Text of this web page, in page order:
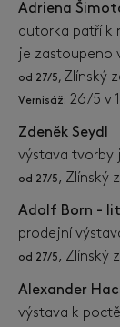
Adriena
autorka patří k
je zastoupeno
od 27/5, Zlínský
Vernisáž: 26/5 v
Zdeněk Seydl
výstava tvorby
od 27/5, Zlínský
Adolf Born -
prodejní
od 27/5, Zlínský
Alexander
výstava k